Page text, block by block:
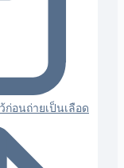
ก่อนถ่ายเป็นเลือด